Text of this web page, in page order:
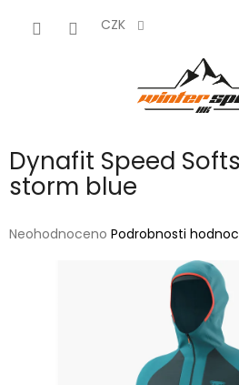
CZK
Dynafit Speed
storm blue
Průměrné
Neohodnoceno Podrobnosti